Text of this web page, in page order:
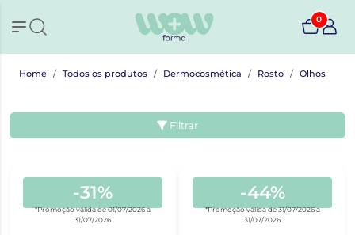
0
Home Todos os produtos Dermocosmética Rosto Olhos
Filtrar
-31%
*Promoção válida de 01/07/2026 a
31/07/2026
-44%
*Promoção válida de 31/07/2026 a
31/07/2026